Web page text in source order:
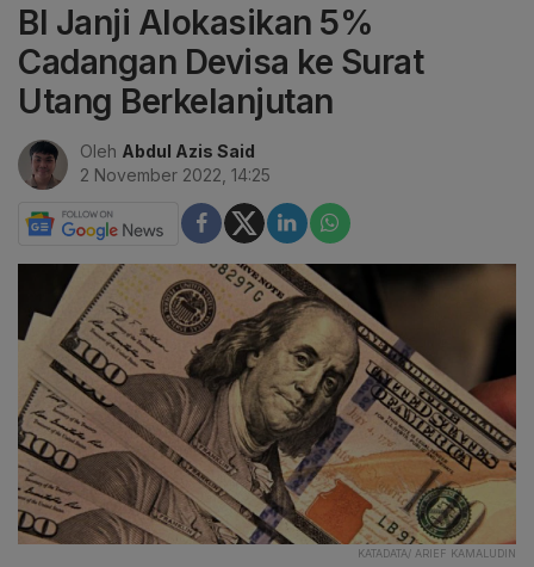
BI Janji Alokasikan 5%
Cadangan Devisa ke Surat
Utang Berkelanjutan
Oleh Abdul Azis Said
2 November 2022, 14:25
KATADATA/ ARIEF KAMALUDIN